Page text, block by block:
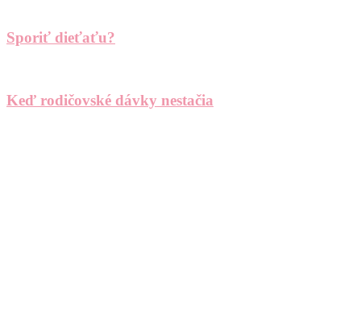
Sporiť dieťaťu?
Keď rodičovské dávky nestačia